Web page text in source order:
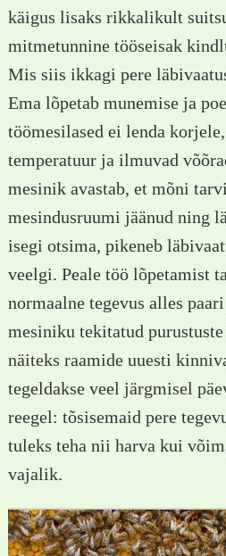
käigus lisaks rikkalikult
mitmetunnine tööseisak
Mis siis ikkagi pere
Ema lõpetab munemise ja
töömesilased ei lenda
temperatuur ja ilmuvad
mesinik avastab, et mõni
mesindusruumi jäänud ning
isegi otsima, pikeneb
veelgi. Peale töö lõpetamist
normaalne tegevus alles
mesiniku tekitatud
näiteks raamide uuesti
tegeldakse veel järgmisel
reegel: tõsisemaid pere
tuleks teha nii harva kui
vajalik.